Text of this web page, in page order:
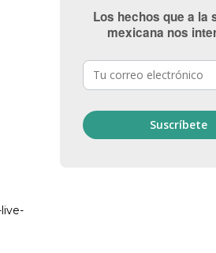
Los hechos que a la
mexicana nos